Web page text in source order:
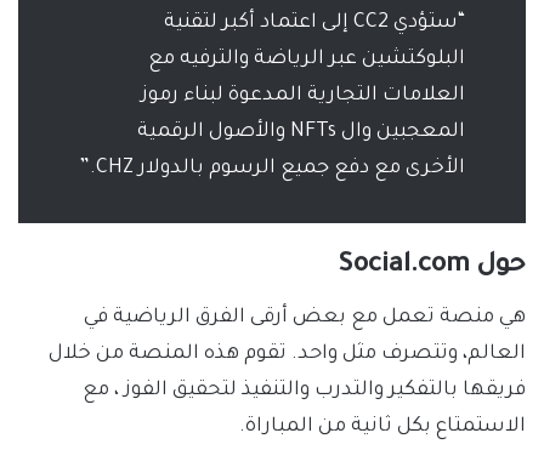
“ستؤدي CC2 إلى اعتماد أكبر لتقنية
البلوكتشين عبر الرياضة والترفيه مع
العلامات التجارية المدعوة لبناء رموز
المعجبين وال NFTs والأصول الرقمية
الأخرى مع دفع جميع الرسوم بالدولار CHZ.”
حول Social.com
هي منصة تعمل مع بعض أرقى الفرق الرياضية في
العالم، وتتصرف مثل واحد. تقوم هذه المنصة من خلال
فريقها بالتفكير والتدرب والتنفيذ لتحقيق الفوز ، مع
الاستمتاع بكل ثانية من المباراة.